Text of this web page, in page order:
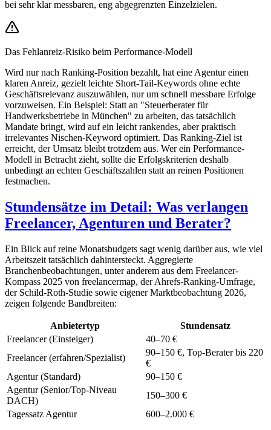
bei sehr klar messbaren, eng abgegrenzten Einzelzielen.
Das Fehlanreiz-Risiko beim Performance-Modell
Wird nur nach Ranking-Position bezahlt, hat eine Agentur einen
klaren Anreiz, gezielt leichte Short-Tail-Keywords ohne echte
Geschäftsrelevanz auszuwählen, nur um schnell messbare Erfolge
vorzuweisen. Ein Beispiel: Statt an "Steuerberater für
Handwerksbetriebe in München" zu arbeiten, das tatsächlich
Mandate bringt, wird auf ein leicht rankendes, aber praktisch
irrelevantes Nischen-Keyword optimiert. Das Ranking-Ziel ist
erreicht, der Umsatz bleibt trotzdem aus. Wer ein Performance-
Modell in Betracht zieht, sollte die Erfolgskriterien deshalb
unbedingt an echten Geschäftszahlen statt an reinen Positionen
festmachen.
Stundensätze im Detail: Was verlangen
Freelancer, Agenturen und Berater?
Ein Blick auf reine Monatsbudgets sagt wenig darüber aus, wie viel
Arbeitszeit tatsächlich dahintersteckt. Aggregierte
Branchenbeobachtungen, unter anderem aus dem Freelancer-
Kompass 2025 von freelancermap, der Ahrefs-Ranking-Umfrage,
der Schild-Roth-Studie sowie eigener Marktbeobachtung 2026,
zeigen folgende Bandbreiten:
Anbietertyp
Stundensatz
Freelancer (Einsteiger)
40–70 €
Freelancer (erfahren/Spezialist)
90–150 €, Top-Berater bis 220
€
Agentur (Standard)
90–150 €
Agentur (Senior/Top-Niveau
DACH)
150–300 €
Tagessatz Agentur
600–2.000 €